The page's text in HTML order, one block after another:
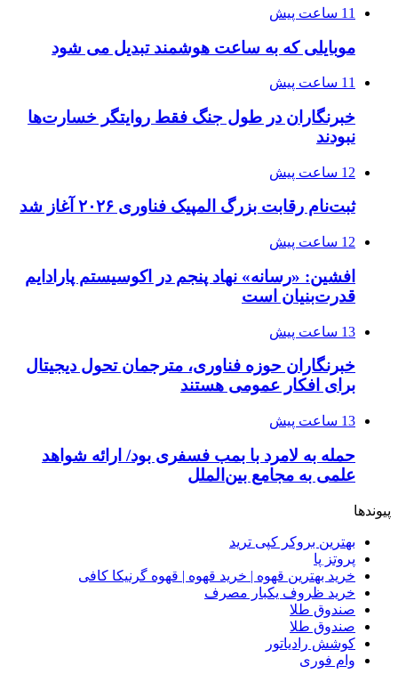
11 ساعت پیش
موبایلی که به ساعت هوشمند تبدیل می شود
11 ساعت پیش
خبرنگاران در طول جنگ فقط روایتگر خسارت‌ها
نبودند
12 ساعت پیش
ثبت‌نام رقابت بزرگ المپیک فناوری ۲۰۲۶ آغاز شد
12 ساعت پیش
افشین: «رسانه» نهاد پنجم در اکوسیستم پارادایم
قدرت‌بنیان است
13 ساعت پیش
خبرنگاران حوزه فناوری، مترجمان تحول دیجیتال
برای افکار عمومی هستند
13 ساعت پیش
حمله به لامرد با بمب فسفری بود/ ارائه شواهد
علمی به مجامع بین‌الملل
پیوندها
بهترین بروکر کپی ترید
پروتز پا
خرید بهترین قهوه | خرید قهوه | قهوه گرنیکا کافی
خرید ظروف یکبار مصرف
صندوق طلا
صندوق طلا
کوشش رادیاتور
وام فوری